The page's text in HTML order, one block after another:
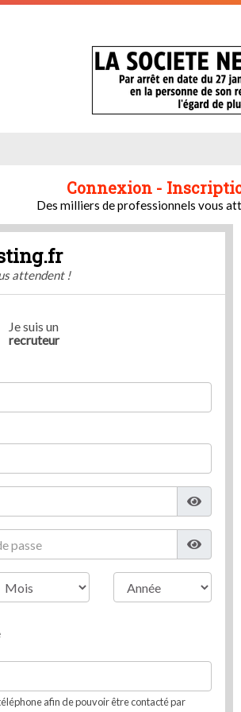
Connexion -
Des milliers de professionnels vous
attendent !
Je suis un
recruteur
afin de pouvoir être contacté par